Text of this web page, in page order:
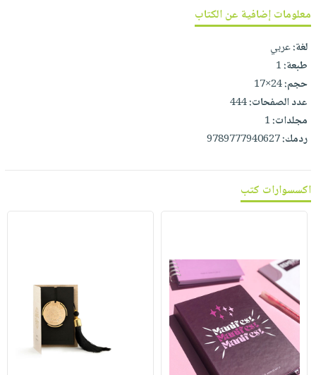
صابون
أطفال
مناسبات
فيديوهات
يتكرر
طرحها
خدمات
نيل
وفرات
كتابك
تواصل
معنا
عربة
التسوق
نشرة
الإصدارات
معلومات إضافية عن الكتاب
لغة:عربي
طبعة:1
حجم:24×17
عدد الصفحات:444
مجلدات:1
ردمك:9789777940627
اكسسوارات كتب